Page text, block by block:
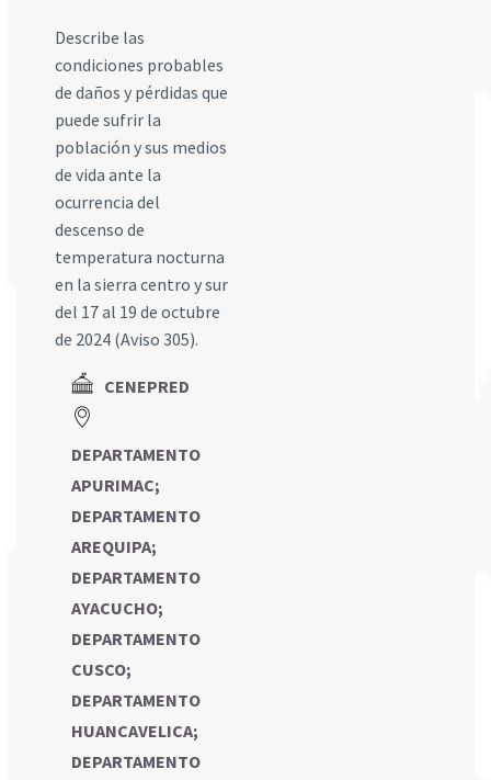
Describe las
condiciones probables
de daños y pérdidas que
puede sufrir la
población y sus medios
de vida ante la
ocurrencia del
descenso de
temperatura nocturna
en la sierra centro y sur
del 17 al 19 de octubre
de 2024 (Aviso 305).
CENEPRED
DEPARTAMENTO
APURIMAC;
DEPARTAMENTO
AREQUIPA;
DEPARTAMENTO
AYACUCHO;
DEPARTAMENTO
CUSCO;
DEPARTAMENTO
HUANCAVELICA;
DEPARTAMENTO